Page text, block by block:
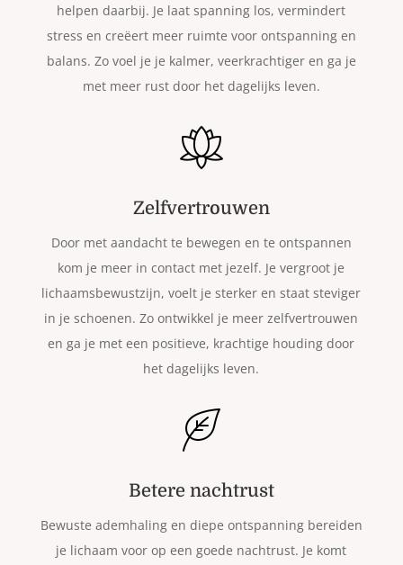
helpen daarbij. Je laat spanning los, vermindert
stress en creëert meer ruimte voor ontspanning en
balans. Zo voel je je kalmer, veerkrachtiger en ga je
met meer rust door het dagelijks leven.
Zelfvertrouwen
Door met aandacht te bewegen en te ontspannen
kom je meer in contact met jezelf. Je vergroot je
lichaamsbewustzijn, voelt je sterker en staat steviger
in je schoenen. Zo ontwikkel je meer zelfvertrouwen
en ga je met een positieve, krachtige houding door
het dagelijks leven.
Betere nachtrust
Bewuste ademhaling en diepe ontspanning bereiden
je lichaam voor op een goede nachtrust. Je komt